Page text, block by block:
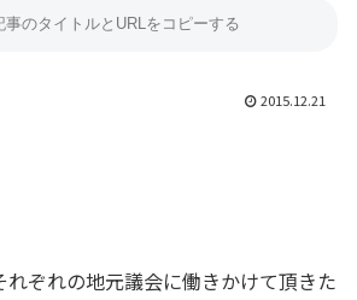
2015.12.21
れぞれの地元議会に働きかけて頂きた